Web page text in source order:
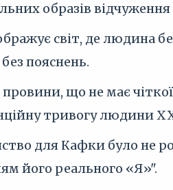
образів
світ, де людина
пояснень.
що не має
тривогу людини
для Кафки було не
його реального «Я»".